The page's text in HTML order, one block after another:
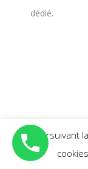
dédié.
En poursuivant